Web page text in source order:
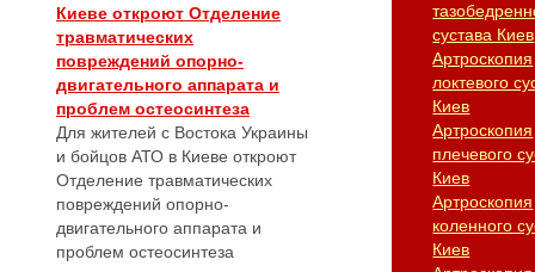
Киеве откроют Отделение
травматических
повреждений опорно-
двигательного аппарата и
проблем остеосинтеза
Для жителей с Востока Украины
и бойцов АТО в Киеве откроют
Отделение травматических
повреждений опорно-
двигательного аппарата и
проблем остеосинтеза
сустава Киев
Артроскопия
локтевого
Киев
Артроскопия
плечевого
Киев
Артроскопия
коленного
Киев